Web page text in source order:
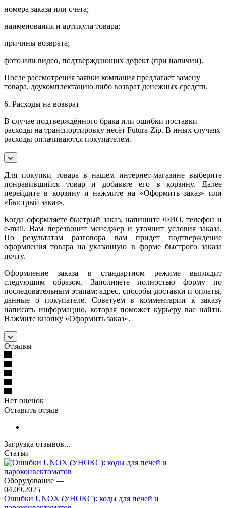
номера заказа или счета;
наименования и артикула товара;
причины возврата;
фото или видео, подтверждающих дефект (при наличии).
После рассмотрения заявки компания предлагает замену
товара, доукомплектацию либо возврат денежных средств.
6. Расходы на возврат
В случае подтверждённого брака или ошибки поставки
расходы на транспортировку несёт Futura-Zip. В иных случаях
расходы оплачиваются покупателем.
Для покупки товара в нашем интернет-магазине выберите
понравившийся товар и добавьте его в корзину. Далее
перейдите в корзину и нажмите на «Оформить заказ» или
«Быстрый заказ».
Когда оформляете быстрый заказ, напишите ФИО, телефон и
e-mail. Вам перезвонит менеджер и уточнит условия заказа.
По результатам разговора вам придет подтверждение
оформления товара на указанную в форме быстрого заказа
почту.
Оформление заказа в стандартном режиме выглядит
следующим образом. Заполняете полностью форму по
последовательным этапам: адрес, способы доставки и оплаты,
данные о покупателе. Советуем в комментарии к заказу
написать информацию, которая поможет курьеру вас найти.
Нажмите кнопку «Оформить заказ».
Отзывы
Нет оценок
Оставить отзыв
Загрузка отзывов...
Статьи
Оборудование —
04.09.2025
Ошибки UNOX (УНОКС): коды для печей и